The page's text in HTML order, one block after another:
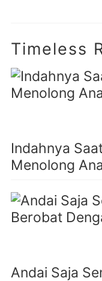
Timeless
Indahnya
Menolong
Andai Saja